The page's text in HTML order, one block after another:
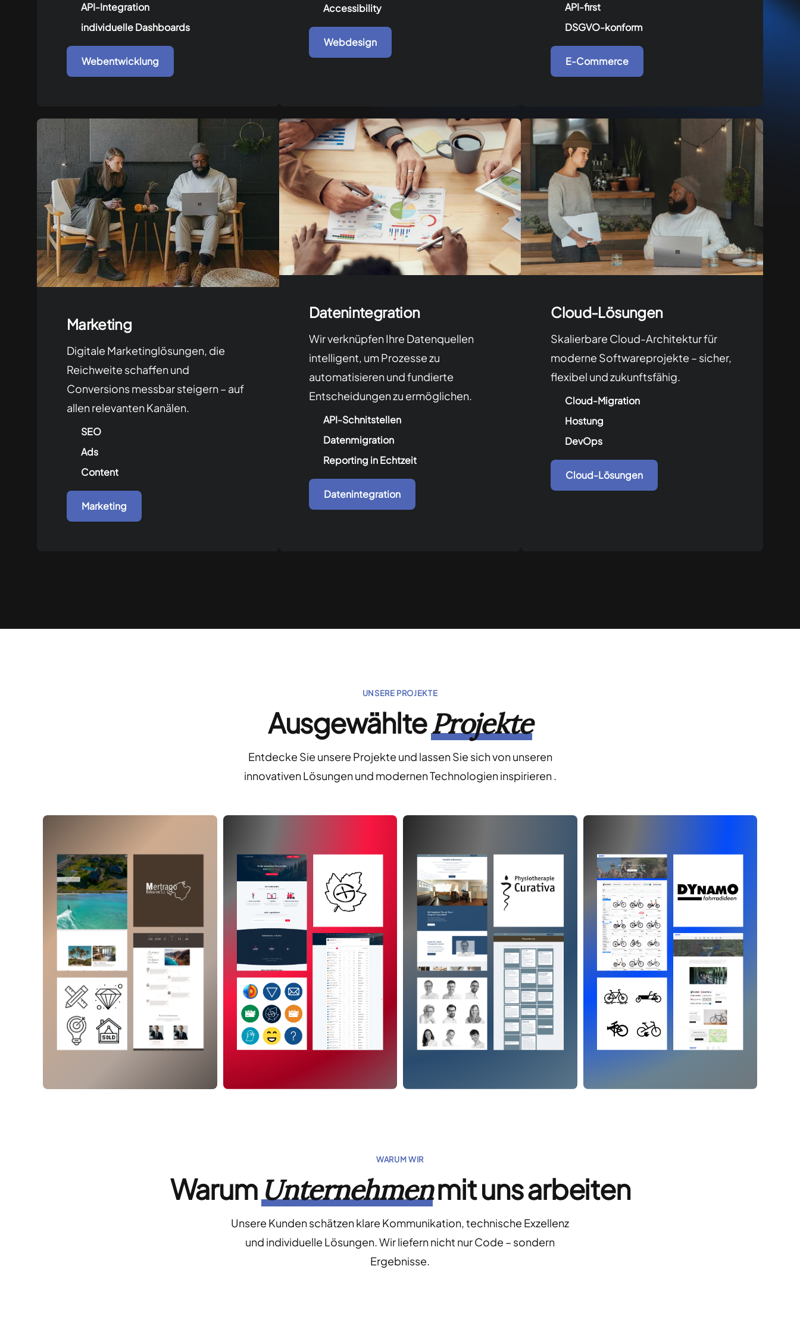
API-Integration
individuelle Dashboards
Webentwicklung
Accessibility
Webdesign
API-first
DSGVO-konform
E-Commerce
Marketing
Digitale Marketinglösungen, die
Reichweite schaffen und
Conversions messbar steigern – auf
allen relevanten Kanälen.
SEO
Ads
Content
Marketing
Datenintegration
Wir verknüpfen Ihre Datenquellen
intelligent, um Prozesse zu
automatisieren und fundierte
Entscheidungen zu ermöglichen.
API-Schnitstellen
Datenmigration
Reporting in Echtzeit
Datenintegration
Cloud-Lösungen
Skalierbare Cloud-Architektur für
moderne Softwareprojekte – sicher,
flexibel und zukunftsfähig.
Cloud-Migration
Hostung
DevOps
Cloud-Lösungen
UNSERE PROJEKTE
AusgewählteProjekte
Entdecke Sie unsere Projekte und lassen Sie sich von unseren
innovativen Lösungen und modernen Technologien inspirieren .
WARUM WIR
WarumUnternehmenmit uns arbeiten
Unsere Kunden schätzen klare Kommunikation, technische Exzellenz
und individuelle Lösungen. Wir liefern nicht nur Code – sondern
Ergebnisse.